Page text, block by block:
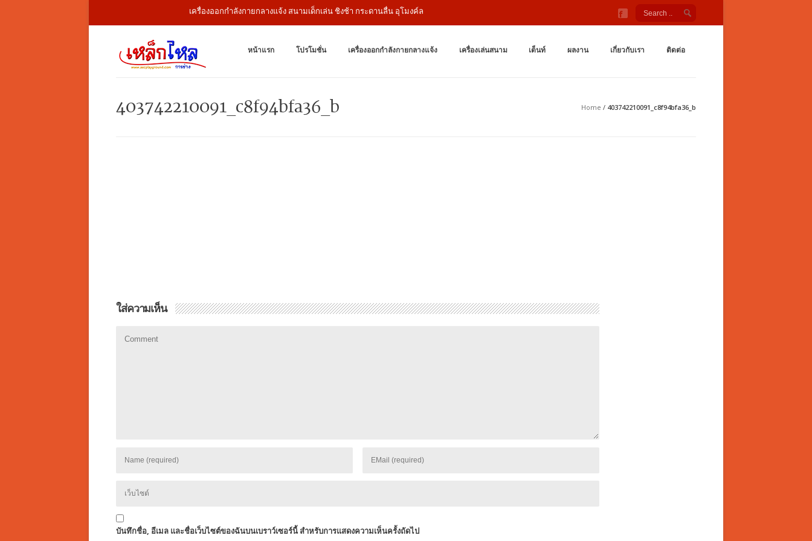
เครื่องออกกำลังกายกลางแจ้ง สนามเด็กเล่น ชิงช้า กระดานลื่น อุโมงค์ลอด
เครื่องออกกำลังกายกลางแจ้ง สนามเด็กเล่น ชิงช้า กระดานลื่น อุโมงค์ลอด เ
ผู้ผลิตเครื่องออกกำลังกายกลางเเจ้ง ราคาถูกจากโรงงาน สนามเด็กเล่น กระดานลื่น สไลเดอร์ ชิง
หน้าแรก โปรโมชั่น เครื่องออกกำลังกายกลางแจ้ง เครื่องเล่นสนาม เต็นท์ ผลงาน เกี่ยวกับเรา ติดต่อ
403742210091_c8f94bfa36_b Home / 403742210091_c8f94bfa36_b
ใส่ความเห็น
บันทึกชื่อ, อีเมล และชื่อเว็บไซต์ของฉันบนเบราว์เซอร์นี้ สำหรับการแสดงความเห็นครั้งถัดไป